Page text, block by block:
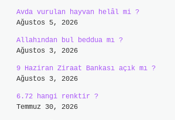
Avda vurulan hayvan helâl mi ?
Ağustos 5, 2026
Allahından bul beddua mı ?
Ağustos 3, 2026
9 Haziran Ziraat Bankası açık mı ?
Ağustos 3, 2026
6.72 hangi renktir ?
Temmuz 30, 2026